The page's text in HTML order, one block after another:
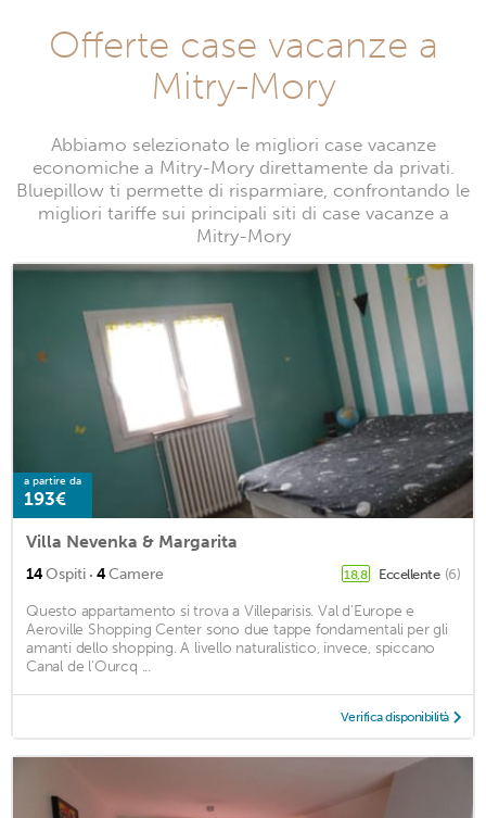
Offerte case vacanze a
Mitry-Mory
Abbiamo selezionato le migliori case vacanze
economiche a Mitry-Mory direttamente da privati.
Bluepillow ti permette di risparmiare, confrontando le
migliori tariffe sui principali siti di case vacanze a
Mitry-Mory
a partire da
193€
Villa Nevenka & Margarita
14Ospiti · 4Camere 18,8 Eccellente (6)
Questo appartamento si trova a Villeparisis. Val d'Europe e
Aeroville Shopping Center sono due tappe fondamentali per gli
amanti dello shopping. A livello naturalistico, invece, spiccano
Canal de l'Ourcq ...
Verifica disponibilità